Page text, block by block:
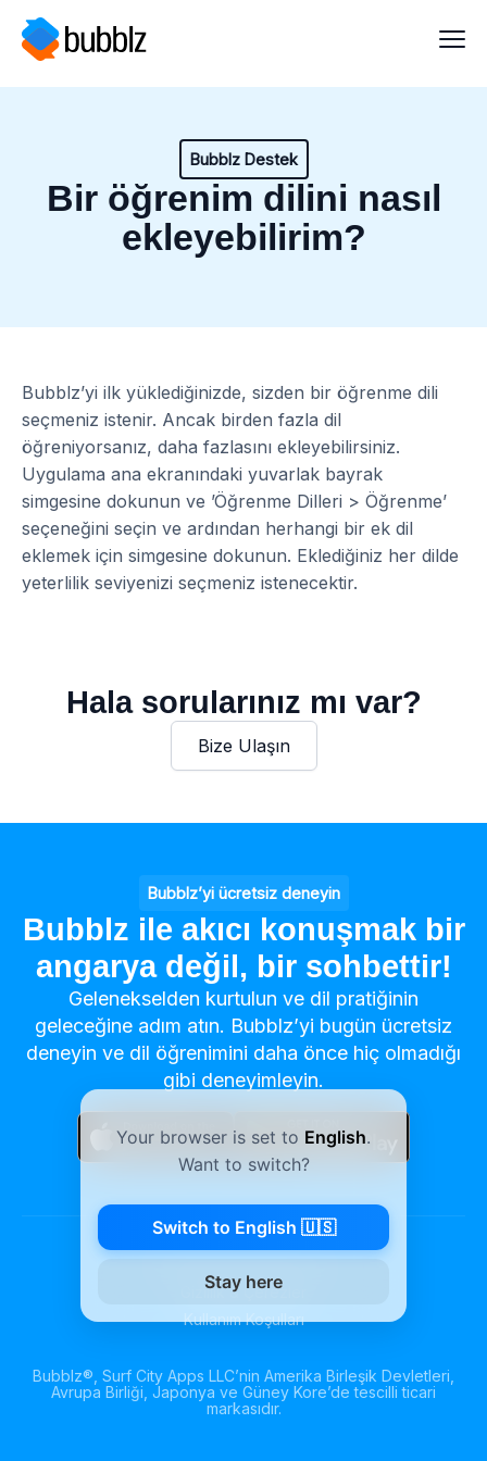
Bubblz Destek
Bir öğrenim dilini nasıl
ekleyebilirim?
Bubblz’yi ilk yüklediğinizde, sizden bir öğrenme dili
seçmeniz istenir. Ancak birden fazla dil
öğreniyorsanız, daha fazlasını ekleyebilirsiniz.
Uygulama ana ekranındaki yuvarlak bayrak
simgesine dokunun ve ’Öğrenme Dilleri > Öğrenme’
seçeneğini seçin ve ardından herhangi bir ek dil
eklemek için simgesine dokunun. Eklediğiniz her dilde
yeterlilik seviyenizi seçmeniz istenecektir.
Hala sorularınız mı var?
Bize Ulaşın
Bubblz’yi ücretsiz deneyin
Bubblz ile akıcı konuşmak bir
angarya değil, bir sohbettir!
Gelenekselden kurtulun ve dil pratiğinin
geleceğine adım atın. Bubblz’yi bugün ücretsiz
deneyin ve dil öğrenimini daha önce hiç olmadığı
gibi deneyimleyin.
Gizlilik & Çerezler
Kullanım Koşulları
Bubblz®, Surf City Apps LLC’nin Amerika Birleşik Devletleri,
Avrupa Birliği, Japonya ve Güney Kore’de tescilli ticari
markasıdır.
Your browser is set to English.
Want to switch?
Switch to English 🇺🇸
Stay here